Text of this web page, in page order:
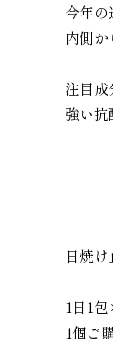
今年
内側
注目成
強い
日焼
1日1
1個ご